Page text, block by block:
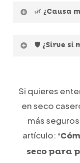
usarse en
🌿 ¿Causa
sensibles.
🛡️ ¿Sirve si
de
Si quieres
en seco
más
artículo:
seco para